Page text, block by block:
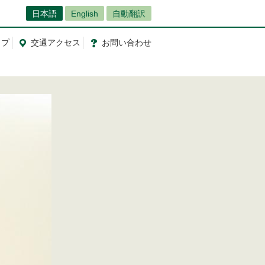
日本語 English 自動翻訳
交通アクセス お問い合わせ